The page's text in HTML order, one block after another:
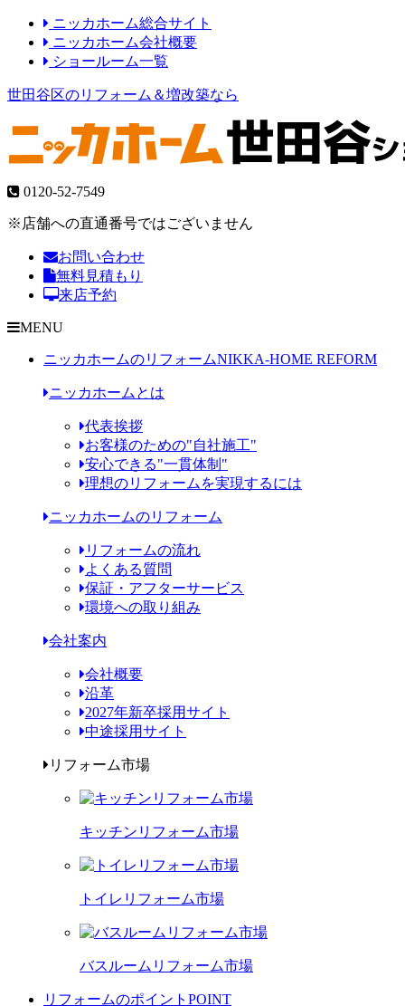
ニッカホーム総合サイト
ニッカホーム会社概要
ショールーム一覧
世田谷区のリフォーム＆増改築なら
0120-52-7549
※店舗への直通番号ではございません
お問い合わせ
無料見積もり
来店予約
MENU
ニッカホームのリフォームNIKKA-HOME REFORM
ニッカホームとは
代表挨拶
お客様のための"自社施工"
安心できる"一貫体制"
理想のリフォームを実現するには
ニッカホームのリフォーム
リフォームの流れ
よくある質問
保証・アフターサービス
環境への取り組み
会社案内
会社概要
沿革
2027年新卒採用サイト
中途採用サイト
リフォーム市場
キッチンリフォーム市場
トイレリフォーム市場
バスルームリフォーム市場
リフォームのポイント POINT